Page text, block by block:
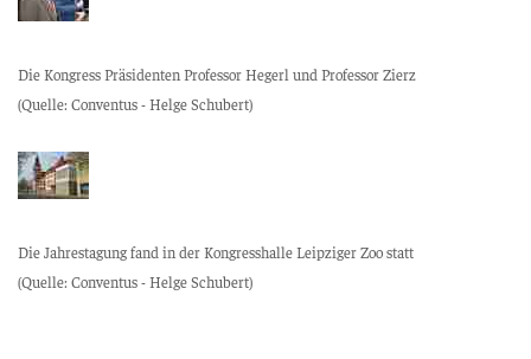
Die Kongress Präsidenten Professor Hegerl und Professor Zierz
(Quelle: Conventus - Helge Schubert)
Die Jahrestagung fand in der Kongresshalle Leipziger Zoo statt
(Quelle: Conventus - Helge Schubert)